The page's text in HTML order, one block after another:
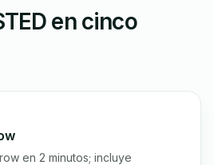
en cinco
en 2 minutos; incluye